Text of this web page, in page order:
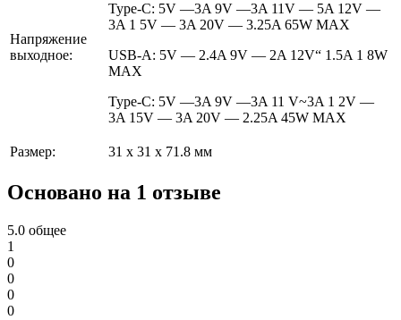
Напряжение
выходное:
Type-C: 5V —3A 9V —3A 11V — 5A 12V —
3A 1 5V — 3A 20V — 3.25A 65W MAX
USB-A: 5V — 2.4A 9V — 2A 12V“ 1.5A 1 8W
MAX
Type-C: 5V —3A 9V —3A 11 V~3A 1 2V —
3A 15V — 3A 20V — 2.25A 45W MAX
Размер: 31 x 31 x 71.8 мм
Основано на 1 отзыве
5.0 общее
1
0
0
0
0